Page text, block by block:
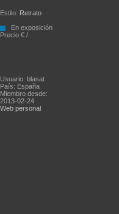
Estilo: Retrato
En exposición
Precio € /
Usuario: blasat
País: España
Miembro desde:
2013-02-24
Web personal